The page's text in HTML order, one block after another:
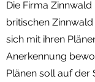
Die Firma
britischen
sich mit ihren
Anerkennung
Plänen soll auf der